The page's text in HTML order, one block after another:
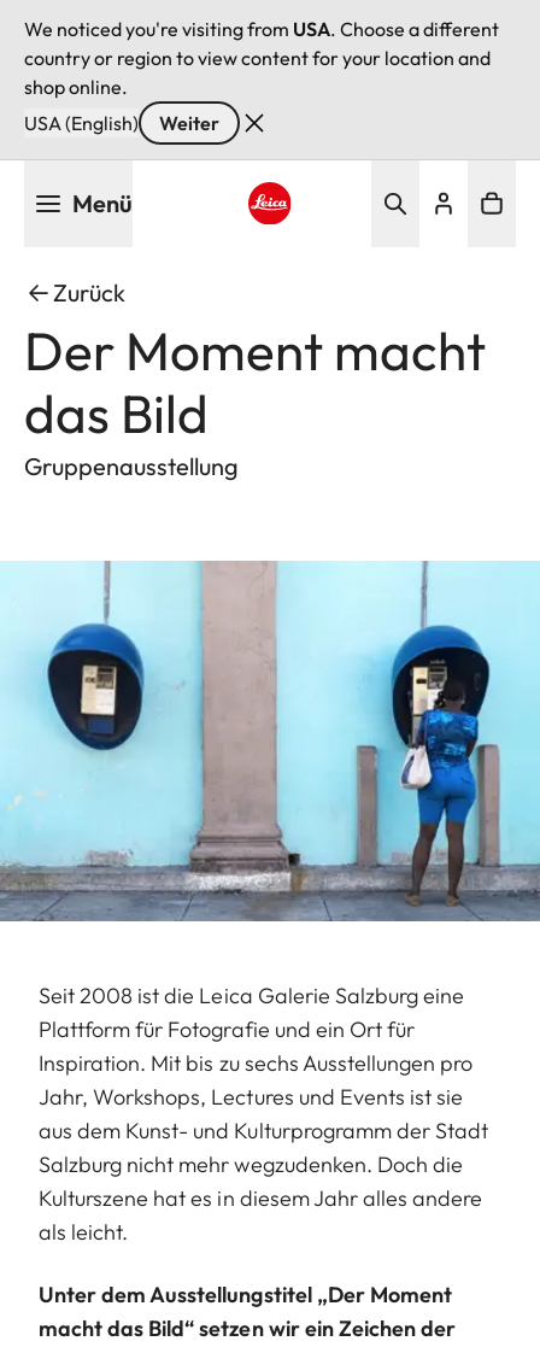
We noticed you're visiting from USA. Choose a different
country or region to view content for your location and
shop online.
USA (English)
Weiter
Menü
Zurück
Der Moment macht
das Bild
Gruppenausstellung
Seit 2008 ist die Leica Galerie Salzburg eine
Plattform für Fotografie und ein Ort für
Inspiration. Mit bis zu sechs Ausstellungen pro
Jahr, Workshops, Lectures und Events ist sie
aus dem Kunst- und Kulturprogramm der Stadt
Salzburg nicht mehr wegzudenken. Doch die
Kulturszene hat es in diesem Jahr alles andere
als leicht.
Unter dem Ausstellungstitel „Der Moment
macht das Bild“ setzen wir ein Zeichen der